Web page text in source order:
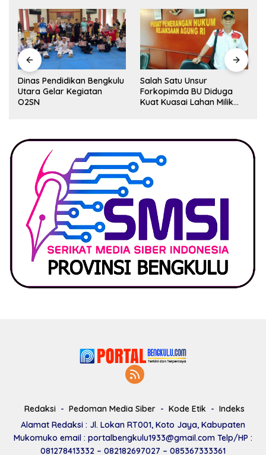
Dinas Pendidikan Bengkulu
Utara Gelar Kegiatan
O2SN
Salah Satu Unsur
Forkopimda BU Diduga
Kuat Kuasai Lahan Milik
Redaksi Pedoman Media Siber Kode Etik
Indeks
Alamat Redaksi : Jl. Lokan RT001, Koto Jaya, Kabupaten
Mukomuko email : portalbengkulu1933@gmail.com Telp/HP :
081278413332 – 082182697027 – 085367333361